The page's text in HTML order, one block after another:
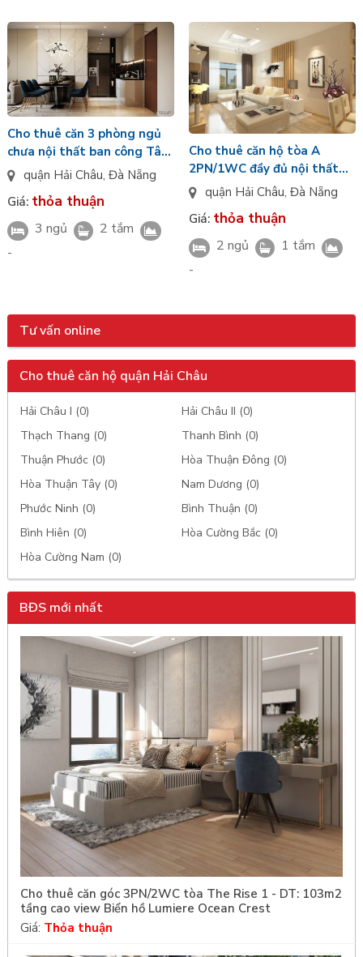
Cho thuê căn 3 phòng ngủ
chưa nội thất ban công Tây
Bắc tòa A mặt kính Low E
Masteri Rivera Đà Nẵng
quận Hải Châu, Đà Nẵng
Giá: thỏa thuận
3 ngủ
2 tắm
-
Cho thuê căn hộ tòa A
2PN/1WC đầy đủ nội thất
ban công view sông Hàn
Masterise Rivera Đà Nẵng
quận Hải Châu, Đà Nẵng
Giá: thỏa thuận
2 ngủ
1 tắm
-
Tư vấn online
Cho thuê căn hộ quận Hải Châu
Hải Châu I (0)
Hải Châu II (0)
Thạch Thang (0)
Thanh Bình (0)
Thuận Phước (0)
Hòa Thuận Đông (0)
Hòa Thuận Tây (0)
Nam Dương (0)
Phước Ninh (0)
Bình Thuận (0)
Bình Hiên (0)
Hòa Cường Bắc (0)
Hòa Cường Nam (0)
BĐS mới nhất
Cho thuê căn góc 3PN/2WC tòa The Rise 1 - DT: 103m2
tầng cao view Biển hồ Lumiere Ocean Crest
Giá: Thỏa thuận